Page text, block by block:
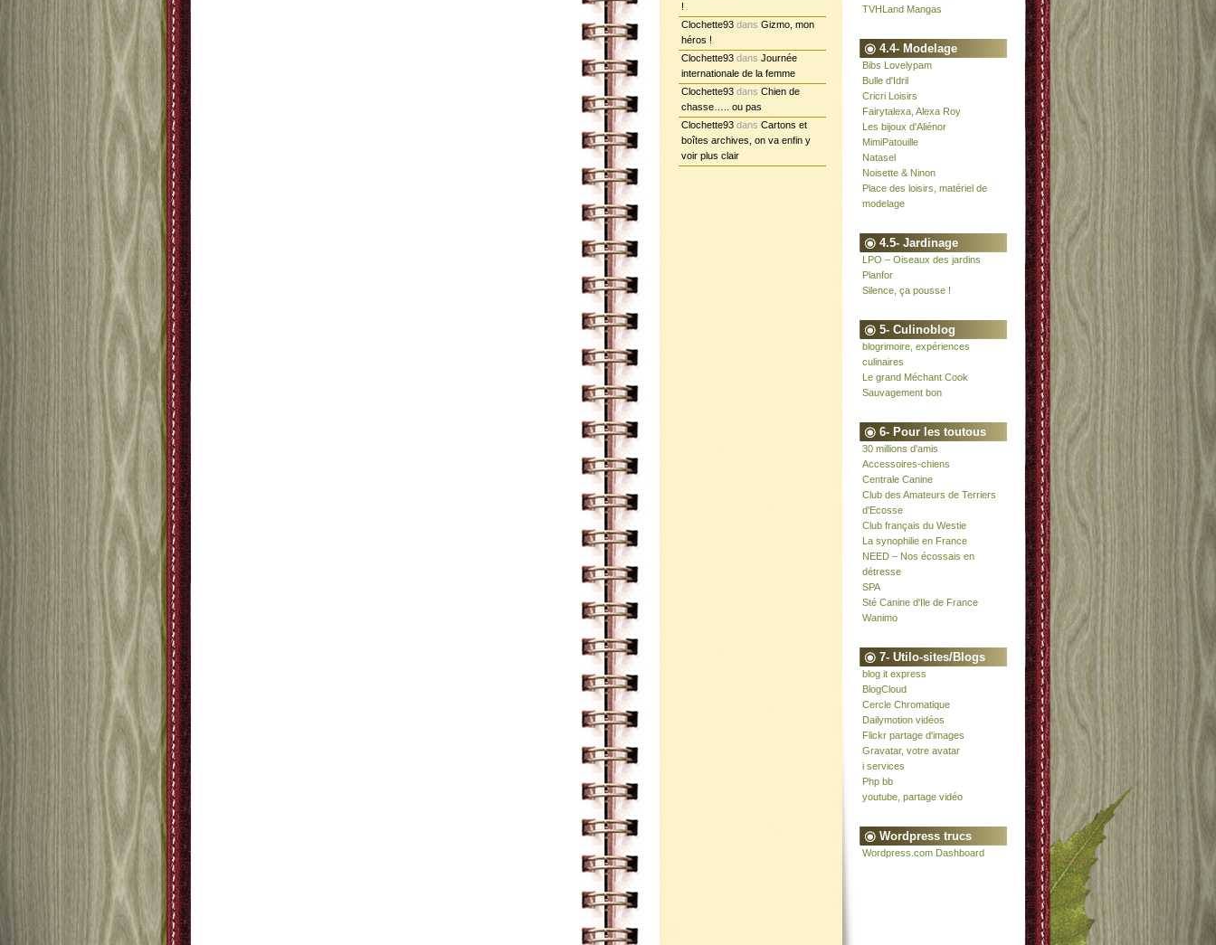
!
Clochette93 dans Gizmo, mon
héros !
Clochette93 dans Journée
internationale de la femme
Clochette93 dans Chien de
chasse….. ou pas
Clochette93 dans Cartons et
boîtes archives, on va enfin y
voir plus clair
TVHLand Mangas
4.4- Modelage
Bibs Lovelypam
Bulle d'Idril
Cricri Loisirs
Fairytalexa, Alexa Roy
Les bijoux d'Aliénor
MimiPatouille
Natasel
Noisette & Ninon
Place des loisirs, matériel de
modelage
4.5- Jardinage
LPO – Oiseaux des jardins
Planfor
Silence, ça pousse !
5- Culinoblog
blogrimoire, expériences
culinaires
Le grand Méchant Cook
Sauvagement bon
6- Pour les toutous
30 millions d'amis
Accessoires-chiens
Centrale Canine
Club des Amateurs de Terriers
d'Ecosse
Club français du Westie
La synophilie en France
NEED – Nos écossais en
détresse
SPA
Sté Canine d'Ile de France
Wanimo
7- Utilo-sites/Blogs
blog it express
BlogCloud
Cercle Chromatique
Dailymotion vidéos
Flickr partage d'images
Gravatar, votre avatar
i services
Php bb
youtube, partage vidéo
Wordpress trucs
Wordpress.com Dashboard